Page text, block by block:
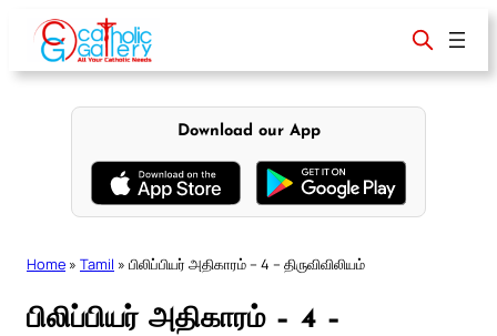
content
Download our App
Home » Tamil » பிலிப்பியர் அதிகாரம் – 4 – திருவிவிலியம்
பிலிப்பியர் அதிகாரம் – 4 –